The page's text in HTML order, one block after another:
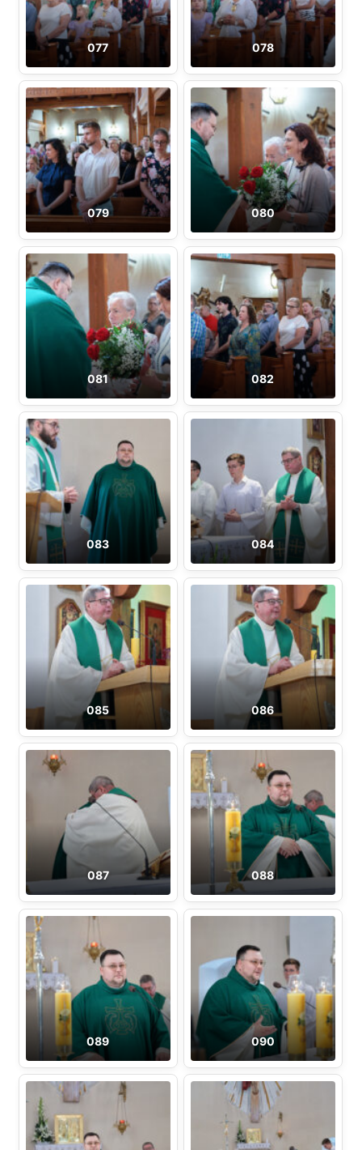
077 078
079 080
081 082
083 084
085 086
087 088
089 090